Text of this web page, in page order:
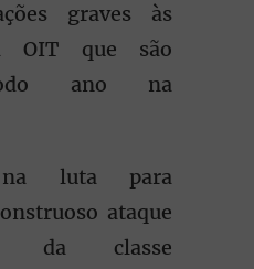
graves às
OIT que são
ano na
na luta para
ataque
da classe